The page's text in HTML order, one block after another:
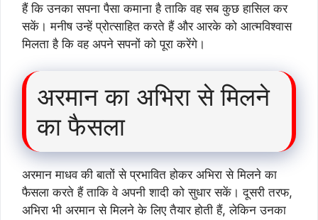
हैं कि उनका सपना पैसा कमाना है ताकि वह सब कुछ हासिल कर
सकें। मनीष उन्हें प्रोत्साहित करते हैं और आरके को आत्मविश्वास
मिलता है कि वह अपने सपनों को पूरा करेंगे।
अरमान का अभिरा से मिलने
का फैसला
अरमान माधव की बातों से प्रभावित होकर अभिरा से मिलने का
फैसला करते हैं ताकि वे अपनी शादी को सुधार सकें। दूसरी तरफ,
अभिरा भी अरमान से मिलने के लिए तैयार होती हैं, लेकिन उनका